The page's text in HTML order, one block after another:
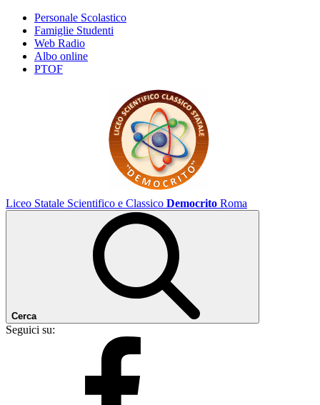
Personale Scolastico
Famiglie Studenti
Web Radio
Albo online
PTOF
Liceo Statale Scientifico e Classico Democrito Roma
Cerca
Seguici su: